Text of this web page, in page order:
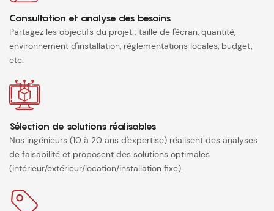
Consultation et analyse des besoins
Partagez les objectifs du projet : taille de l'écran, quantité,
environnement d'installation, réglementations locales, budget,
etc.
Sélection de solutions réalisables
Nos ingénieurs (10 à 20 ans d'expertise) réalisent des analyses
de faisabilité et proposent des solutions optimales
(intérieur/extérieur/location/installation fixe).